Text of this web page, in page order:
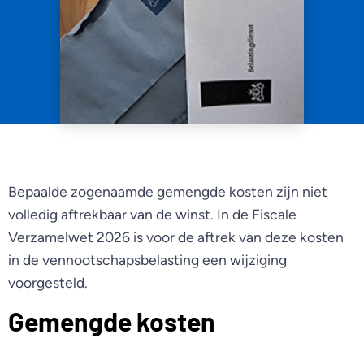
Bepaalde zogenaamde gemengde kosten zijn niet
volledig aftrekbaar van de winst. In de Fiscale
Verzamelwet 2026 is voor de aftrek van deze kosten
in de vennootschapsbelasting een wijziging
voorgesteld.
Gemengde kosten